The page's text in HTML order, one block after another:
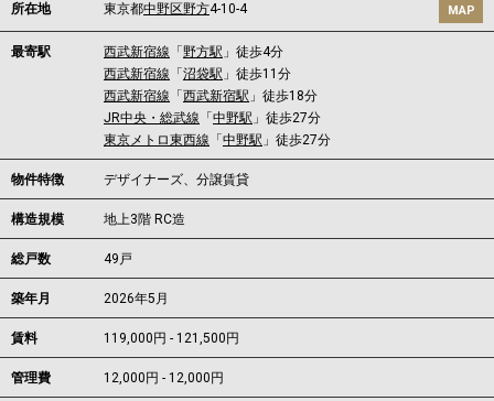
所在地 東京都中野区野方4-10-4 MAP
最寄駅 西武新宿線 「 野方駅 」徒歩4分
西武新宿線 「 沼袋駅 」徒歩11分
西武新宿線 「 西武新宿駅 」徒歩18分
JR中央・総武線 「 中野駅 」徒歩27分
東京メトロ東西線 「 中野駅 」徒歩27分
物件特徴 デザイナーズ、分譲賃貸
構造規模 地上3階 RC造
総戸数 49戸
築年月 2026年5月
賃料 119,000円 - 121,500円
管理費 12,000円 - 12,000円